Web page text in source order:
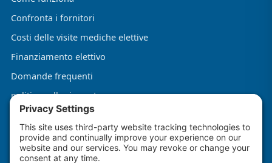
Confronta i fornitori
Costi delle visite mediche elettive
Finanziamento elettivo
Domande frequenti
politica sulla riservatezza
Termini e condizioni
Informativa sui cookie